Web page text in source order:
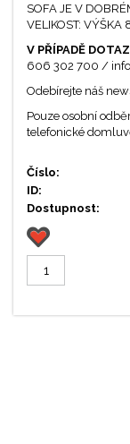
SOFA JE V
VELIKOST: VÝŠKA
V PŘÍPADĚ
606 302 700 /
Odebírejte náš
Pouze osobní
telefonické
Číslo:
ID:
Dostupnost: